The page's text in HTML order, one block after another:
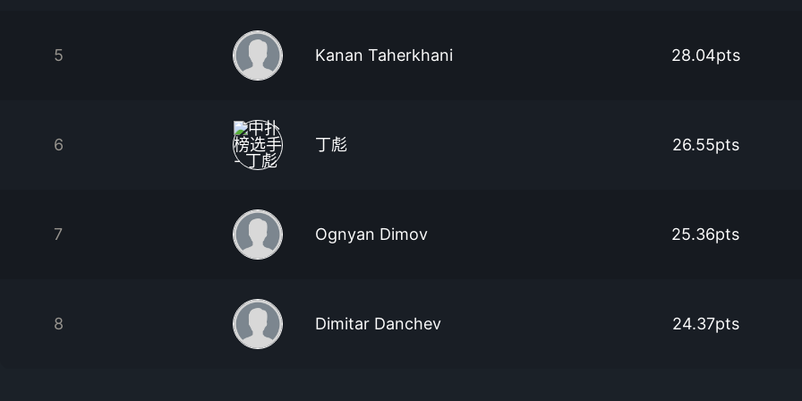
5 Kanan Taherkhani 28.04pts
6 丁彪 26.55pts
7 Ognyan Dimov 25.36pts
8 Dimitar Danchev 24.37pts